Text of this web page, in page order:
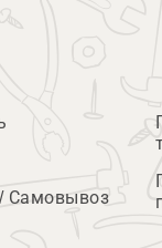
Самовывоз